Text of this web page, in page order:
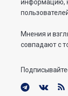
информацию,
Мнения и
совпадают с